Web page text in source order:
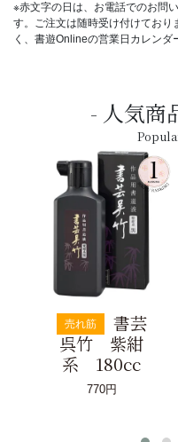
※赤文字の日は、お電話でのお問
す。ご注文は随時受け付けており
く、書遊Onlineの営業日カレンダ
人気商
売れ筋
書芸
呉竹 紫紺
系 180cc
770円